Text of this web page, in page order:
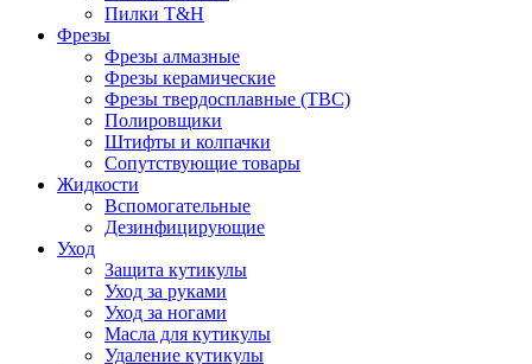
Пилки T&H
Фрезы
Фрезы алмазные
Фрезы керамические
Фрезы твердосплавные (ТВС)
Полировщики
Штифты и колпачки
Сопутствующие товары
Жидкости
Вспомогательные
Дезинфицирующие
Уход
Защита кутикулы
Уход за руками
Уход за ногами
Масла для кутикулы
Удаление кутикулы